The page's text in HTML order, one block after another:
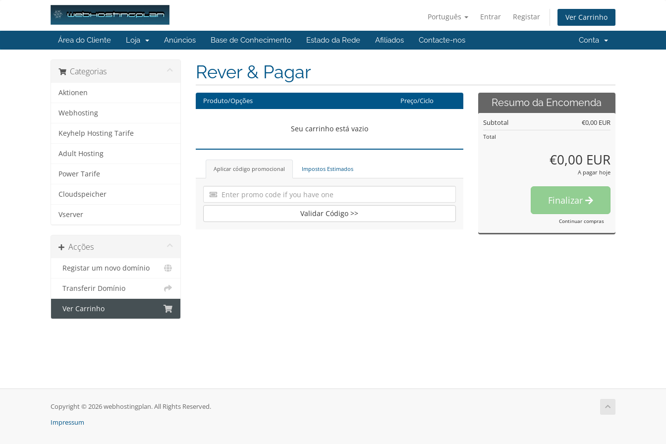
Português Entrar Registar Ver Carrinho
Área do Cliente Loja Anúncios Base de Conhecimento Estado da Rede Afiliados Contacte-nos Conta
Categorias
Aktionen
Webhosting
Keyhelp Hosting Tarife
Adult Hosting
Power Tarife
Cloudspeicher
Vserver
Acções
Registar um novo domínio
Transferir Domínio
Ver Carrinho
Rever & Pagar
Produto/Opções Preço/Ciclo
Seu carrinho está vazio
Aplicar código promocional Impostos Estimados
Validar Código >>
Resumo da Encomenda
Subtotal €0,00 EUR
Total
€0,00 EUR
A pagar hoje
Finalizar
Continuar compras
Copyright © 2026 webhostingplan. All Rights Reserved.
Impressum